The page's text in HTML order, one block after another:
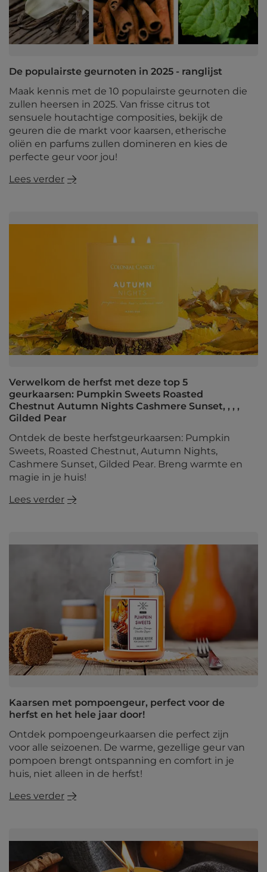
De populairste geurnoten in 2025 - ranglijst
Maak kennis met de 10 populairste geurnoten die
zullen heersen in 2025. Van frisse citrus tot
sensuele houtachtige composities, bekijk de
geuren die de markt voor kaarsen, etherische
oliën en parfums zullen domineren en kies de
perfecte geur voor jou!
Lees verder
Verwelkom de herfst met deze top 5
geurkaarsen: Pumpkin Sweets Roasted
Chestnut Autumn Nights Cashmere Sunset, , , ,
Gilded Pear
Ontdek de beste herfstgeurkaarsen: Pumpkin
Sweets, Roasted Chestnut, Autumn Nights,
Cashmere Sunset, Gilded Pear. Breng warmte en
magie in je huis!
Lees verder
Kaarsen met pompoengeur, perfect voor de
herfst en het hele jaar door!
Ontdek pompoengeurkaarsen die perfect zijn
voor alle seizoenen. De warme, gezellige geur van
pompoen brengt ontspanning en comfort in je
huis, niet alleen in de herfst!
Lees verder